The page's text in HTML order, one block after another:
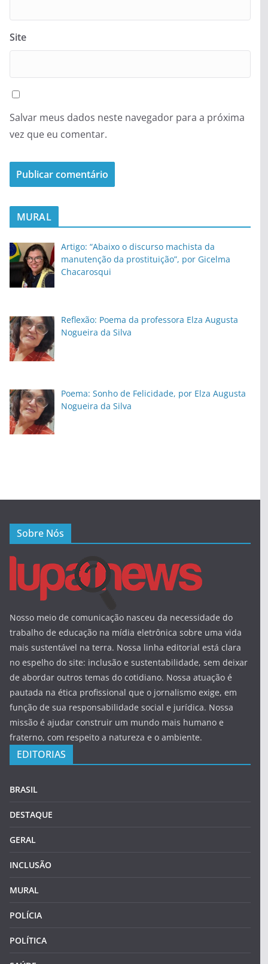
Site
Salvar meus dados neste navegador para a próxima
vez que eu comentar.
MURAL
Artigo: “Abaixo o discurso machista da
manutenção da prostituição”, por Gicelma
Chacarosqui
Reflexão: Poema da professora Elza Augusta
Nogueira da Silva
Poema: Sonho de Felicidade, por Elza Augusta
Nogueira da Silva
Sobre Nós
Nosso meio de comunicação nasceu da necessidade do
trabalho de educação na mídia eletrônica sobre uma vida
mais sustentável na terra. Nossa linha editorial está clara
no espelho do site: inclusão e sustentabilidade, sem deixar
de abordar outros temas do cotidiano. Nossa atuação é
pautada na ética profissional que o jornalismo exige, em
função de sua responsabilidade social e jurídica. Nossa
missão é ajudar construir um mundo mais humano e
fraterno, com respeito a natureza e o ambiente.
EDITORIAS
BRASIL
DESTAQUE
GERAL
INCLUSÃO
MURAL
POLÍCIA
POLÍTICA